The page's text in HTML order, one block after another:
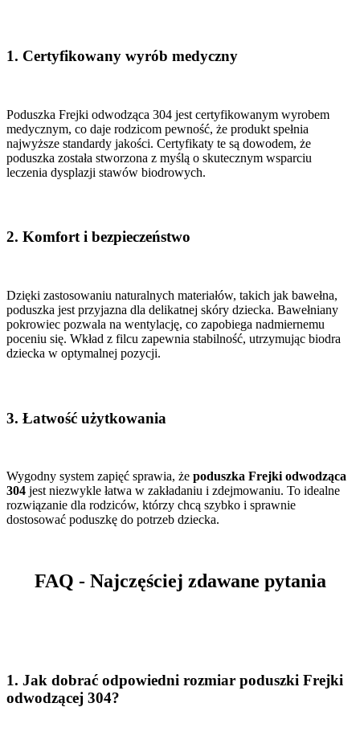
1. Certyfikowany wyrób medyczny
Poduszka Frejki odwodząca 304 jest certyfikowanym wyrobem
medycznym, co daje rodzicom pewność, że produkt spełnia
najwyższe standardy jakości. Certyfikaty te są dowodem, że
poduszka została stworzona z myślą o skutecznym wsparciu
leczenia dysplazji stawów biodrowych.
2. Komfort i bezpieczeństwo
Dzięki zastosowaniu naturalnych materiałów, takich jak bawełna,
poduszka jest przyjazna dla delikatnej skóry dziecka. Bawełniany
pokrowiec pozwala na wentylację, co zapobiega nadmiernemu
poceniu się. Wkład z filcu zapewnia stabilność, utrzymując biodra
dziecka w optymalnej pozycji.
3. Łatwość użytkowania
Wygodny system zapięć sprawia, że poduszka Frejki odwodząca
304 jest niezwykle łatwa w zakładaniu i zdejmowaniu. To idealne
rozwiązanie dla rodziców, którzy chcą szybko i sprawnie
dostosować poduszkę do potrzeb dziecka.
FAQ - Najczęściej zdawane pytania
1. Jak dobrać odpowiedni rozmiar poduszki Frejki
odwodzącej 304?